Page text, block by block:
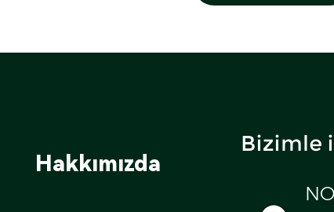
Hakkımızda
Bizimle